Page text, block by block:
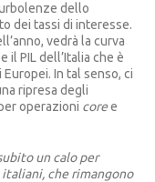
dello
dei tassi di interesse.
vedrà la curva
il PIL dell’Italia che è
Europei. In tal senso, ci
ripresa degli
operazioni coree
un calo per
che rimangono